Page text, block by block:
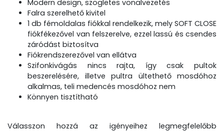
Modern design, szögletes vonalvezetés
Falra szerelhető kivitel
1 db fémoldalas fiókkal rendelkezik, mely SOFT CLOSE
fiókfékezővel van felszerelve, ezzel lassú és csendes
záródást biztosítva
Fiókrendszerezővel van ellátva
Szifonkivágás nincs rajta, így csak pultok
beszerelésére, illetve pultra ültethető mosdóhoz
alkalmas, teli medencés mosdóhoz nem
Könnyen tisztítható
Válasszon hozzá az igényeihez legmegfelelőbb